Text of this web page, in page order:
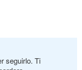
seguirlo. Ti